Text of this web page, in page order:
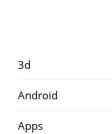
3d
Android
Apps